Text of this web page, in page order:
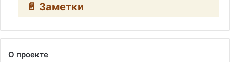
📄 Заметки
О проекте